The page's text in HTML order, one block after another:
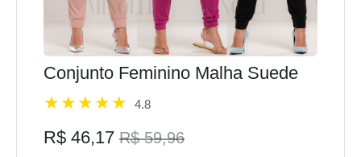
Conjunto Feminino Malha Suede
4.8
R$ 46,17 R$ 59,96